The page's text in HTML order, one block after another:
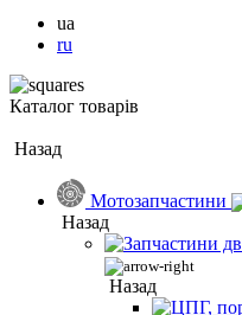
ua
ru
Каталог товарів
Назад
Мотозапчастини
Назад
Назад